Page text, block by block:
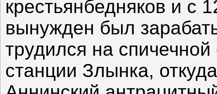
крестьянбедняков и с
вынужден был
трудился на
станции Злынка,